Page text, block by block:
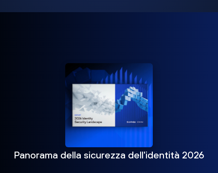
Panorama della sicurezza dell'identità 2026